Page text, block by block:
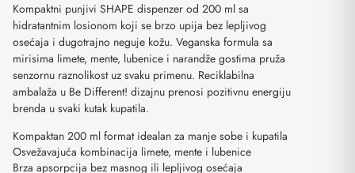
Kompaktni punjivi SHAPE dispenzer od 200 ml sa
hidratantnim losionom koji se brzo upija bez lepljivog
osećaja i dugotrajno neguje kožu. Veganska formula sa
mirisima limete, mente, lubenice i narandže gostima pruža
senzornu raznolikost uz svaku primenu. Reciklabilna
ambalaža u Be Different! dizajnu prenosi pozitivnu energiju
brenda u svaki kutak kupatila.
Kompaktan 200 ml format idealan za manje sobe i kupatila
Osvežavajuća kombinacija limete, mente i lubenice
Brza apsorpcija bez masnog ili lepljivog osećaja